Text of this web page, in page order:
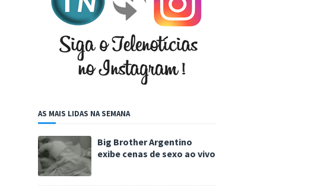
AS MAIS LIDAS NA SEMANA
Big Brother Argentino
exibe cenas de sexo ao vivo